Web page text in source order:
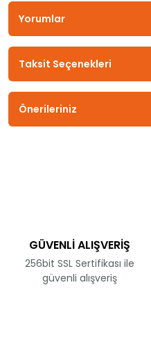
Yorumlar
Taksit Seçenekleri
Önerileriniz
GÜVENLİ ALIŞVERİŞ
256bit SSL Sertifikası ile
güvenli alışveriş